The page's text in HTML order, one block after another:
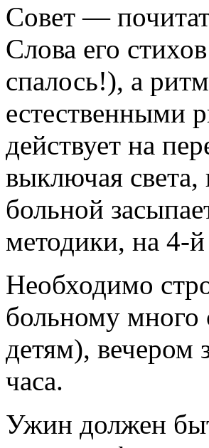
Совет —
Слова его
спалось!), а
естественными
действует на
выключая света,
больной
методики, на 4-
Необходимо
больному много
детям), вечером
часа.
Ужин должен